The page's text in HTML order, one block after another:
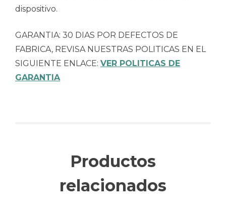
dispositivo.
GARANTIA: 30 DIAS POR DEFECTOS DE
FABRICA, REVISA NUESTRAS POLITICAS EN EL
SIGUIENTE ENLACE: VER POLITICAS DE
GARANTIA
Productos
relacionados